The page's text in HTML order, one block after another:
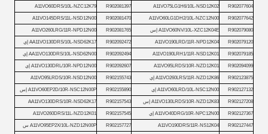
R902077604
A11VO75LG1H6/10L-NSD12K02
R902081397
A11VO60DRS/10L-NZC12K79
R902077642
A11VO60LG1DH2/10L-NZC12N00
R902081470
A11VO145DRS/11L-NSD12N00
R902079080 A11VO60NV/10L-XZC12K04E إس R902081765
A11VO260LRG/11R-NPD12N00
R902079120
A11VO190LRD/11R-NPD12K04
R902092472 AA11VO130DRS/10L-NSD62K17 إي
R902079185
A11VO190LRH1/11R-NSD12K01
R902092494 AA11VO130DRS/10L-NSD62N00 إي
R902094099
A11VO95LRDS/10R-NZD12K01
R902092607 A11VO130DRL/10R-NPD12N00 إي
R902123875 A11VO260LRS/11R-NZD12K86 إي R902155743
A11VO95LRDS/10R-NSD12N00
R902127132 A11VO60LRD/10L-NSC12N00 إي R902155890 A11VO60EP2D/10R-NSC12N00P إس
R902127208 A11VO130LRDS/10R-NZD12K83 إس R902157543
AA11VO130DRS/10R-NSD62K17
R902127367 A11VO40DRG/10R-NPC12N00 إي R902157545
A11VO260DRS/11L-NZD12K01
R902127447
A11VO190DRS/11R-NS12K04
R902157727 A11VO95EP2X/10L-NZD12N00P س